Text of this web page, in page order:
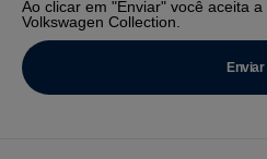
Ao clicar em "Enviar" você aceita a
Volkswagen Collection.